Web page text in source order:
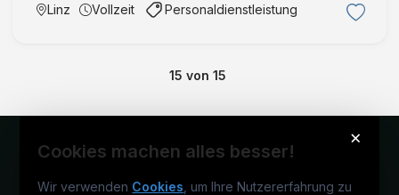
und Endgeräten und stellen dadurch eine stabile,
effiziente IT-Basis für den gesamten Standort sicher Sie
Linz Vollzeit Personaldienstleistung
15 von 15
×
Cookies machen alles besser!
Wir verwenden Cookies , um Ihre Nutzererfahrung zu